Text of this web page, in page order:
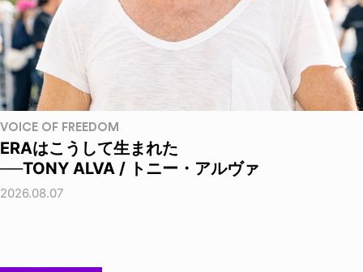
VOICE OF FREEDOM
ERAはこうして生まれた
──TONY ALVA / トニー・アルヴァ
2026.08.07